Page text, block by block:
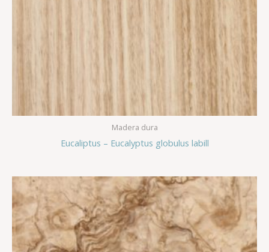
Madera dura
Eucaliptus – Eucalyptus globulus labill